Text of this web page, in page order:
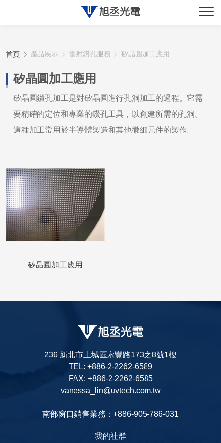
產品展示
首頁 產品展示 雷射鑽孔服務 矽晶圓加工應用
矽晶圓加工應用
矽晶圓鑽孔加工是對矽晶圓進行孔洞加工的過程。它需
要精確的定位和專業的鑽孔工具，以創建所需的孔洞。
這種加工常用於半導體製造和其他微細元件的製作。
矽晶圓加工應用
236 新北市土城區永豐路173之8號1樓
TEL: +886-2-2262-6589
FAX: +886-2-2262-6585
vanessa_lin@uvtech.com.tw
南部窗口銷售業務：+886-905-786-031
我的社群